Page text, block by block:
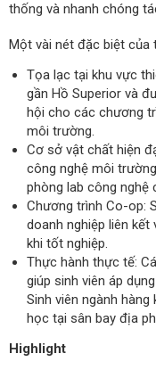
thống và nhanh chóng
Một vài nét đặc biệt của
Tọa lạc tại khu vực
gần Hồ Superior và
hội cho các chương
môi trường.
Cơ sở vật chất hiện
công nghệ môi
phòng lab công nghệ
Chương trình Co-op:
doanh nghiệp liên
khi tốt nghiệp.
Thực hành thực tế:
giúp sinh viên áp
Sinh viên ngành
học tại sân bay địa
Highlight